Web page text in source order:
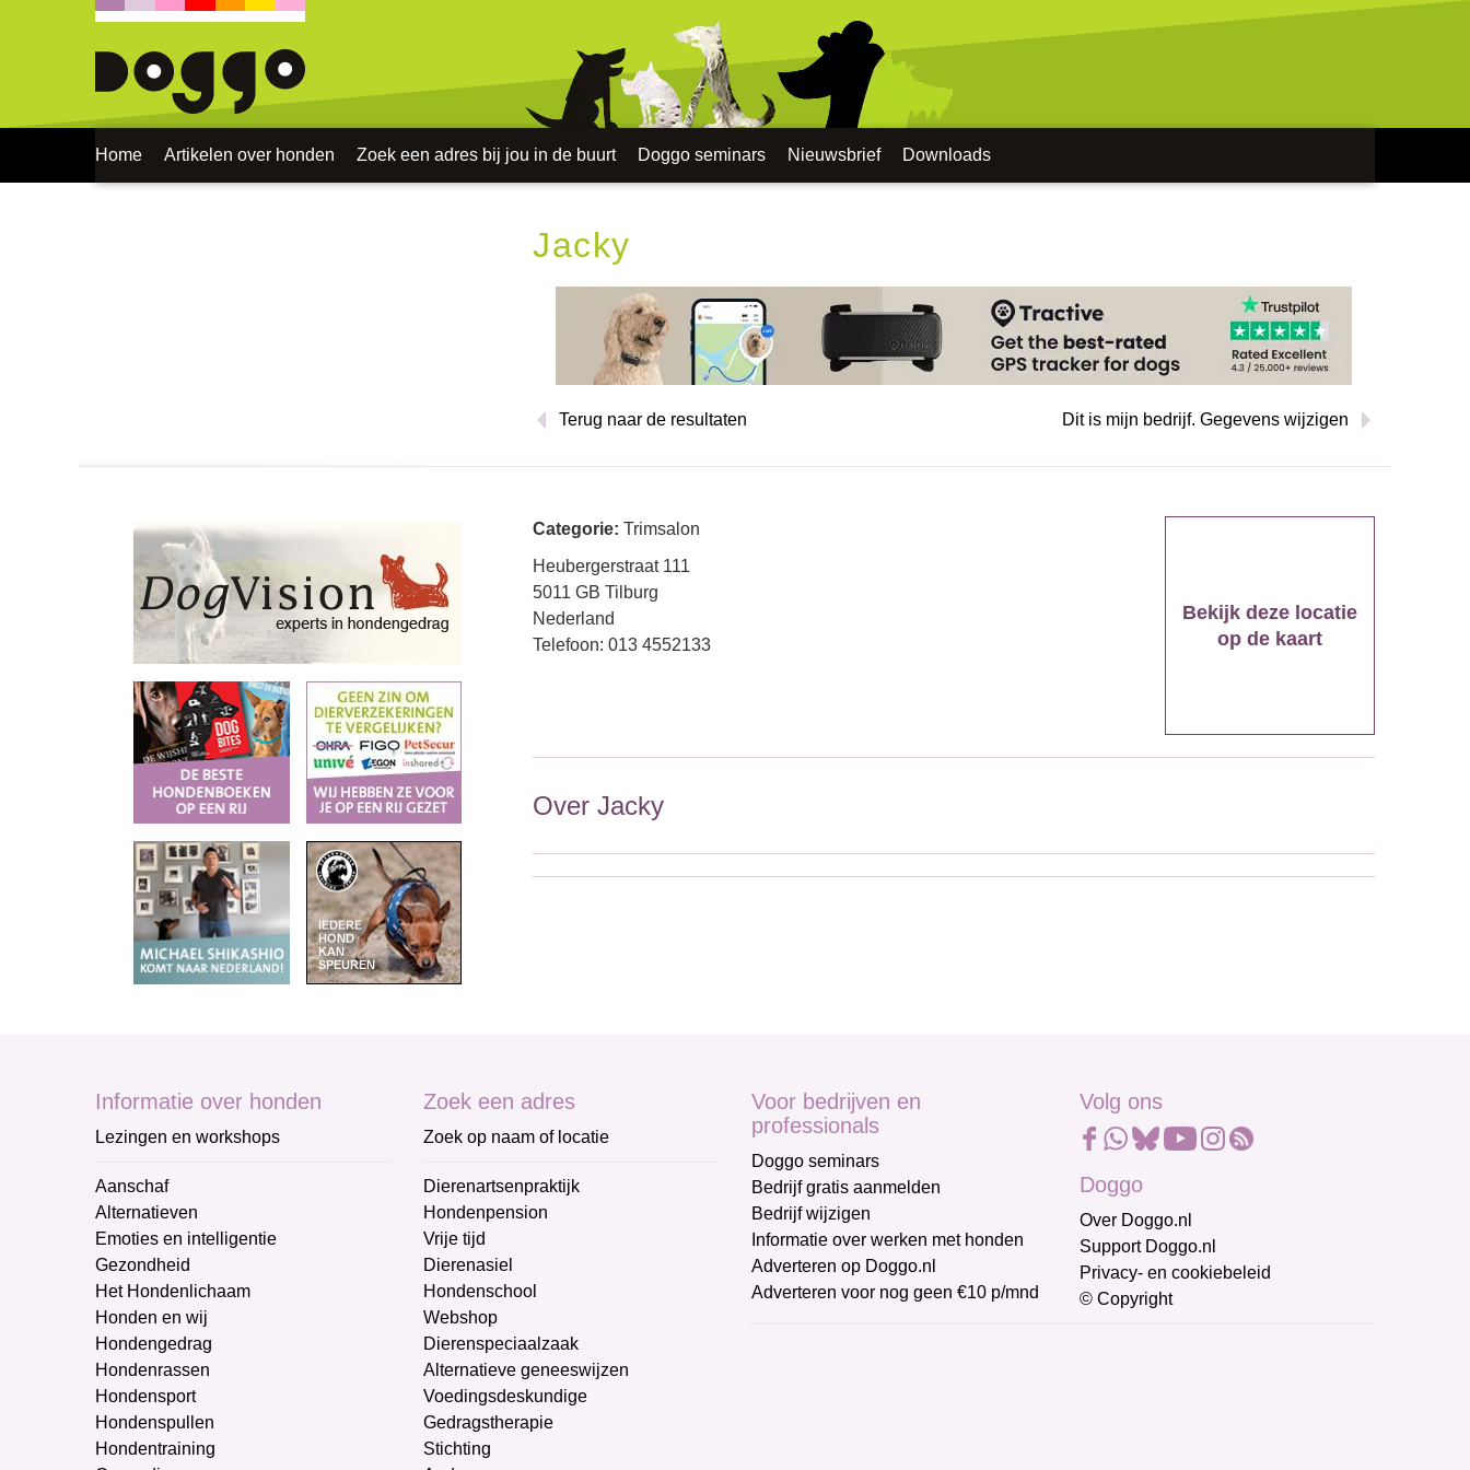
Home Artikelen over honden Zoek een adres bij jou in de buurt Doggo seminars Nieuwsbrief Downloads
Jacky
Terug naar de resultaten Dit is mijn bedrijf. Gegevens wijzigen
Categorie: Trimsalon
Heubergerstraat 111
5011 GB Tilburg
Nederland
Telefoon: 013 4552133
Bekijk deze locatie
op de kaart
Over Jacky
Informatie over honden
Lezingen en workshops
Aanschaf
Alternatieven
Emoties en intelligentie
Gezondheid
Het Hondenlichaam
Honden en wij
Hondengedrag
Hondenrassen
Hondensport
Hondenspullen
Hondentraining
Zoek een adres
Zoek op naam of locatie
Dierenartsenpraktijk
Hondenpension
Vrije tijd
Dierenasiel
Hondenschool
Webshop
Dierenspeciaalzaak
Alternatieve geneeswijzen
Voedingsdeskundige
Gedragstherapie
Stichting
Voor bedrijven en
professionals
Doggo seminars
Bedrijf gratis aanmelden
Bedrijf wijzigen
Informatie over werken met honden
Adverteren op Doggo.nl
Adverteren voor nog geen €10 p/mnd
Volg ons
Doggo
Over Doggo.nl
Support Doggo.nl
Privacy- en cookiebeleid
© Copyright